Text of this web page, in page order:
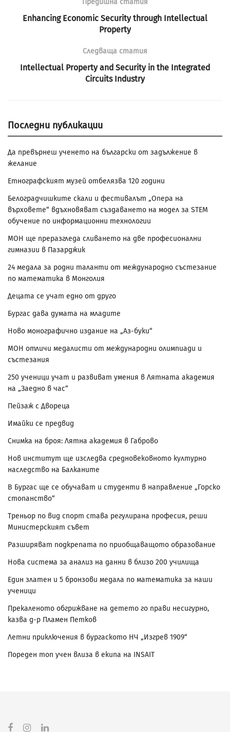
Предишна статия
Enhancing Economic Security through Intellectual
Property
Следваща статия
Intellectual Property and Security in the Integrated
Circuits Industry
Последни публикации
Да превърнеш ученето на български от задължение в
желание
Етнографският музей отбелязва 120 години
Белоградчишките скали и фестивалът „Опера на
върховете“ вдъхновяват създаването на модел за STEM
обучение по информационни технологии
МОН ще преразгледа сливането на две професионални
гимназии в Пазарджик
24 медала за родни таланти от международно състезание
по математика в Монголия
Децата се учат едно от друго
Бургас дава думата на младите
Ново монографично издание на „Аз-буки“
МОН отличи медалисти от международни олимпиади и
състезания
250 ученици учат и развиват умения в Лятната академия
на „Заедно в час“
Пейзаж с Двореца
Имайки се предвид
Снимка на броя: Лятна академия в Габрово
Нов институт ще изследва средновековното културно
наследство на Балканите
В Бургас ще се обучават и студенти в направление „Горско
стопанство“
Треньор по вид спорт става регулирана професия, реши
Министерският съвет
Разширяват подкрепата по приобщаващото образование
Нова система за анализ на данни в близо 200 училища
Един златен и 5 бронзови медала по математика за наши
ученици
Прекаленото обгрижване на детето го прави несигурно,
казва д-р Пламен Петков
Летни приключения в бургаското НЧ „Изгрев 1909“
Пореден топ учен влиза в екипа на INSAIT